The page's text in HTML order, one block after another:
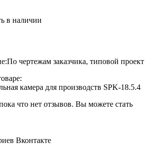
в наличии
По чертежам заказчика, типовой проект
камера для производств SPK-18.5.4
что нет отзывов. Вы можете стать
Вконтакте